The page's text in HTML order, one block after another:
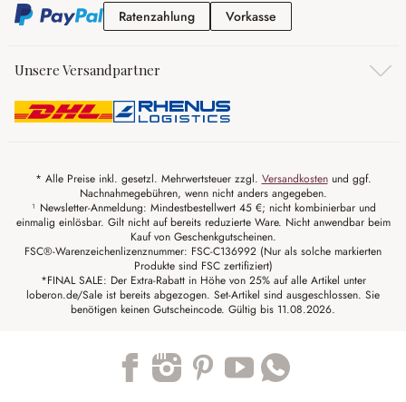
RatenzahlungRatenzahlung
Vorkasse
Unsere Versandpartner
* Alle Preise inkl. gesetzl. Mehrwertsteuer zzgl. Versandkostenund ggf.
Nachnahmegebühren, wenn nicht anders angegeben.
¹ Newsletter-Anmeldung: Mindestbestellwert 45 €; nicht kombinierbar und
einmalig einlösbar. Gilt nicht auf bereits reduzierte Ware. Nicht anwendbar beim
Kauf von Geschenkgutscheinen.
FSC®-Warenzeichenlizenznummer: FSC-C136992 (Nur als solche markierten
Produkte sind FSC zertifiziert)
*FINAL SALE: Der Extra-Rabatt in Höhe von 25% auf alle Artikel unter
loberon.de/Sale ist bereits abgezogen. Set-Artikel sind ausgeschlossen. Sie
benötigen keinen Gutscheincode. Gültig bis 11.08.2026.